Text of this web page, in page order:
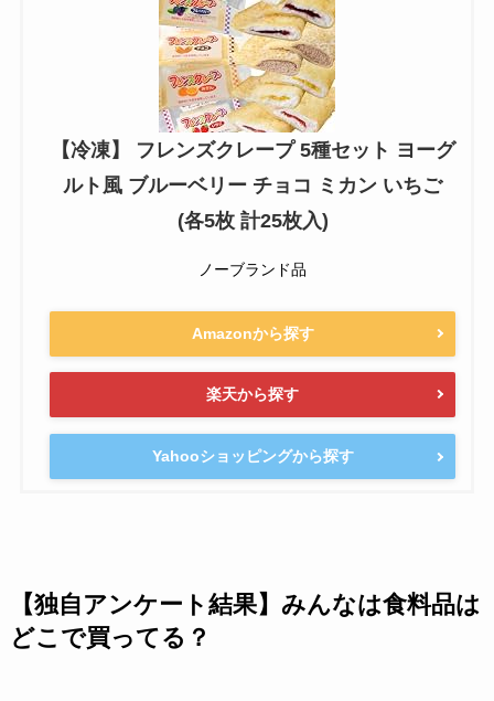
【冷凍】 フレンズクレープ 5種セット ヨーグ
ルト風 ブルーベリー チョコ ミカン いちご
(各5枚 計25枚入)
ノーブランド品
Amazonから探す
楽天から探す
Yahooショッピングから探す
【独自アンケート結果】みんなは食料品は
どこで買ってる？